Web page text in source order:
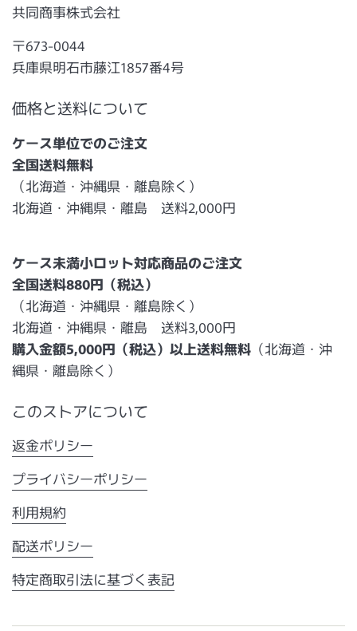
共同商事株式会社
〒673-0044
兵庫県明石市藤江1857番4号
価格と送料について
ケース単位でのご注文
全国送料無料
（北海道・沖縄県・離島除く）
北海道・沖縄県・離島 送料2,000円
ケース未満小ロット対応商品のご注文
全国送料880円（税込）
（北海道・沖縄県・離島除く）
北海道・沖縄県・離島 送料3,000円
購入金額5,000円（税込）以上送料無料 （北海道・沖
縄県・離島除く）
このストアについて
返金ポリシー
プライバシーポリシー
利用規約
配送ポリシー
特定商取引法に基づく表記